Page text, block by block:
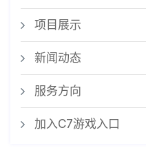
项目展示
新闻动态
服务方向
加入C7游戏入口